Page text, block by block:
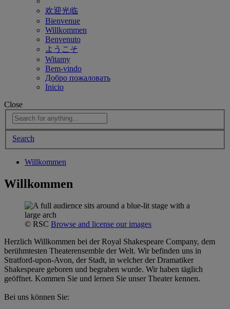
欢迎光临
Bienvenue
Willkommen
Benvenuto
ようこそ
Witamy
Bem-vindo
Добро пожаловать
Inicio
Close
Search
Willkommen
Willkommen
© RSC Browse and license our images
Herzlich Willkommen bei der Royal Shakespeare Company, dem
berühmtesten Theaterensemble der Welt. Wir befinden uns in
Stratford-upon-Avon, der Stadt, in welcher der Dramatiker
Shakespeare geboren und begraben wurde. Wir haben täglich
geöffnet. Kommen Sie und lernen Sie unser Theater kennen.
Bei uns können Sie: